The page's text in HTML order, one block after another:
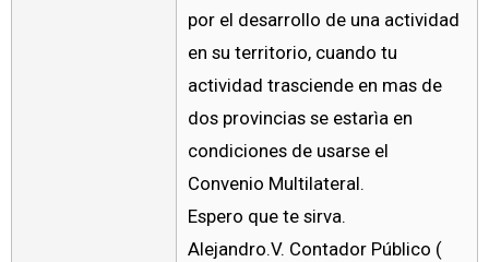
por el desarrollo de una actividad
en su territorio, cuando tu
actividad trasciende en mas de
dos provincias se estarìa en
condiciones de usarse el
Convenio Multilateral.
Espero que te sirva.
Alejandro.V. Contador Público (